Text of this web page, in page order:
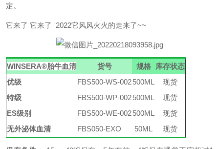
定。
它来了 它来了 2022它风风火火的走来了~~
WINSERA®胎牛血清 货号 规格
库存状态
优级
FBS500-WS-002500ML
现货
特级
FBS500-WP-002500ML
现货
ES级别
FBS500-WE-002500ML
现货
无外泌体血清
FBS050-EXO 50ML 现货